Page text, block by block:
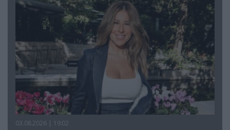
03.08.2026 | 19:02